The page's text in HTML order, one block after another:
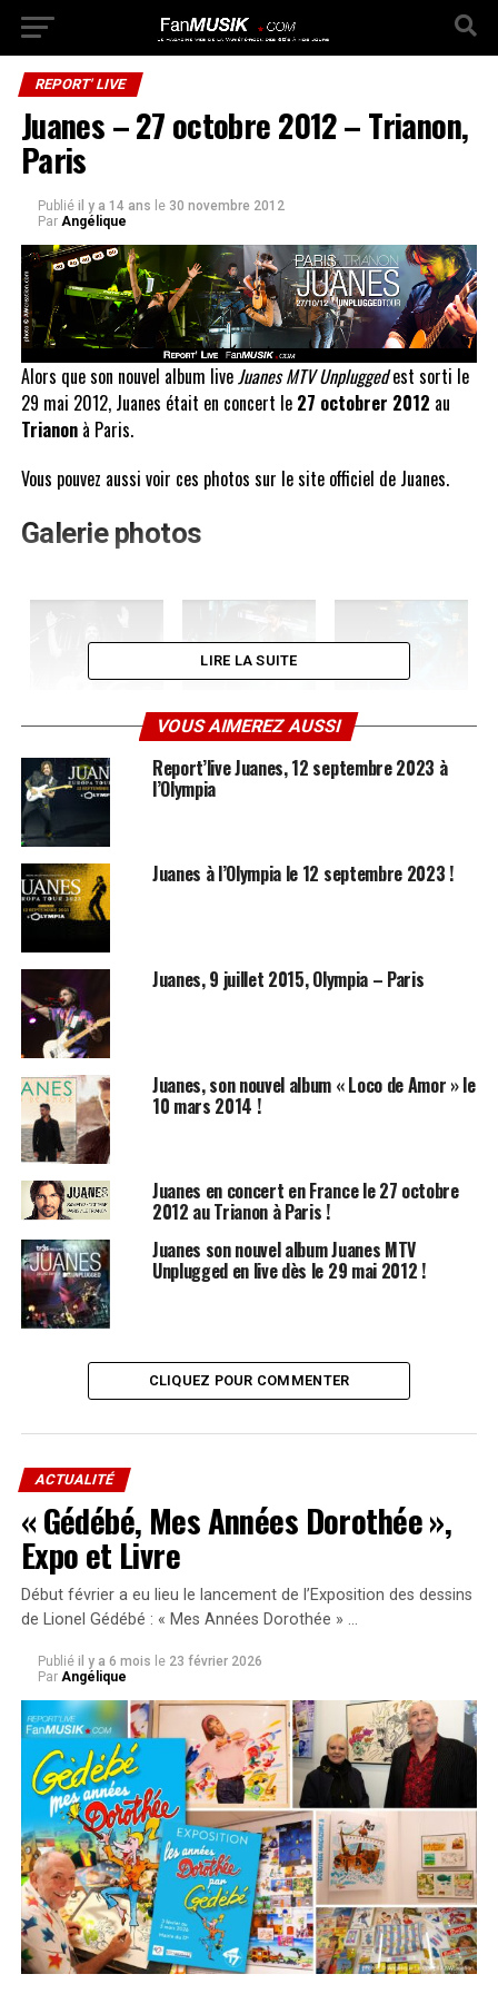
REPORT' LIVE
Juanes – 27 octobre 2012 – Trianon,
Paris
Publié il y a 14 ans le 30 novembre 2012
Par Angélique
Alors que son nouvel album liveJuanes MTV Unpluggedest sorti le
29 mai 2012, Juanes était en concert le 27 octobrer 2012 au
Trianon à Paris.
Vous pouvez aussi voir ces photos sur le site officiel de Juanes.
Galerie photos
merci à Chris, Gérard Drouot Production
Liens
site officiel :juanes.net
SUJETS ABORDÉS : JUANES
A LIRE AUSSI
Les Années Bonheur – 5 janvier 2013 – France 2
NE MANQUEZ PAS AUSSI
Une journée au Festival de Country Music – 15 juillet
2012 – Mirande
LIRE LA SUITE
VOUS AIMEREZ AUSSI
Report’live Juanes, 12 septembre 2023 à
l’Olympia
Juanes à l’Olympia le 12 septembre 2023 !
Juanes, 9 juillet 2015, Olympia – Paris
Juanes, son nouvel album « Loco de Amor » le
10 mars 2014 !
Juanes en concert en France le 27 octobre
2012 au Trianon à Paris !
Juanes son nouvel album Juanes MTV
Unplugged en live dès le 29 mai 2012 !
CLIQUEZ POUR COMMENTER
ACTUALITÉ
« Gédébé, Mes Années Dorothée »,
Expo et Livre
Début février a eu lieu le lancement de l’Exposition des dessins
de Lionel Gédébé : « Mes Années Dorothée » …
Publié il y a 6 mois le 23 février 2026
Par Angélique